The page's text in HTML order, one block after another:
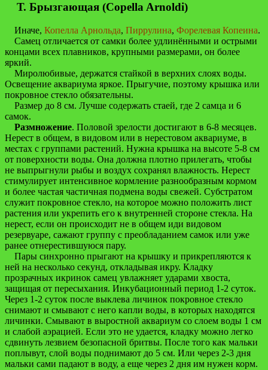
Т. Брызгающая (Copella Arnoldi)
Иначе, Копелла Арнольда, Пиррулина, Форелевая Копеина.
Самец отличается от самки более удлинёнными и острыми
концами всех плавников, крупными размерами, он более
яркий.
Миролюбивые, держатся стайкой в верхних слоях воды.
Освещение аквариума яркое. Прыгучие, поэтому крышка или
покровное стекло обязательны.
Размер до 8 см. Лучше содержать стаей, где 2 самца и 6
самок.
Размножение. Половой зрелости достигают в 6-8 месяцев.
Нерест в общем, в видовом или в нерестовом аквариуме, в
местах с группами растений. Нужна крышка на высоте 5-8 см
от поверхности воды. Она должна плотно прилегать, чтобы
не выпрыгнули рыбы и воздух сохранял влажность. Нерест
стимулирует интенсивное кормление разнообразным кормом
и более частая частичная подмена воды свежей. Субстратом
служит покровное стекло, на которое можно положить лист
растения или укрепить его к внутренней стороне стекла. На
нерест, если он происходит не в общем иди видовом
резервуаре, сажают группу с преобладанием самок или уже
ранее отнерестившуюся пару.
Пары синхронно прыгают на крышку и прикрепляются к
ней на несколько секунд, откладывая икру. Кладку
прозрачных икринок самец увлажняет ударами хвоста,
защищая от пересыхания. Инкубационный период 1-2 суток.
Через 1-2 суток после выклева личинок покровное стекло
снимают и смывают с него капли воды, в которых находятся
личинки. Смывают в выростной аквариум со слоем воды 1 см
и слабой аэрацией. Если это не удается, кладку можно легко
сдвинуть лезвием безопасной бритвы. После того как мальки
поплывут, слой воды поднимают до 5 см. Или через 2-3 дня
мальки сами падают в воду, а еще через 2 дня им нужен корм.